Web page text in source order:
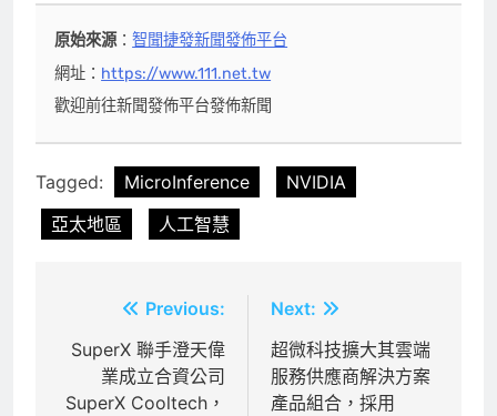
原始來源：智聞捷發新聞發佈平台
網址： https://www.111.net.tw
歡迎前往新聞發佈平台發佈新聞
Tagged: MicroInference
NVIDIA
亞太地區
人工智慧
章
導
Previous:
SuperX 聯手澄天偉
業成立合資公司
SuperX Cooltech，
Next:
超微科技擴大其雲端
服務供應商解決方案
產品組合，採用